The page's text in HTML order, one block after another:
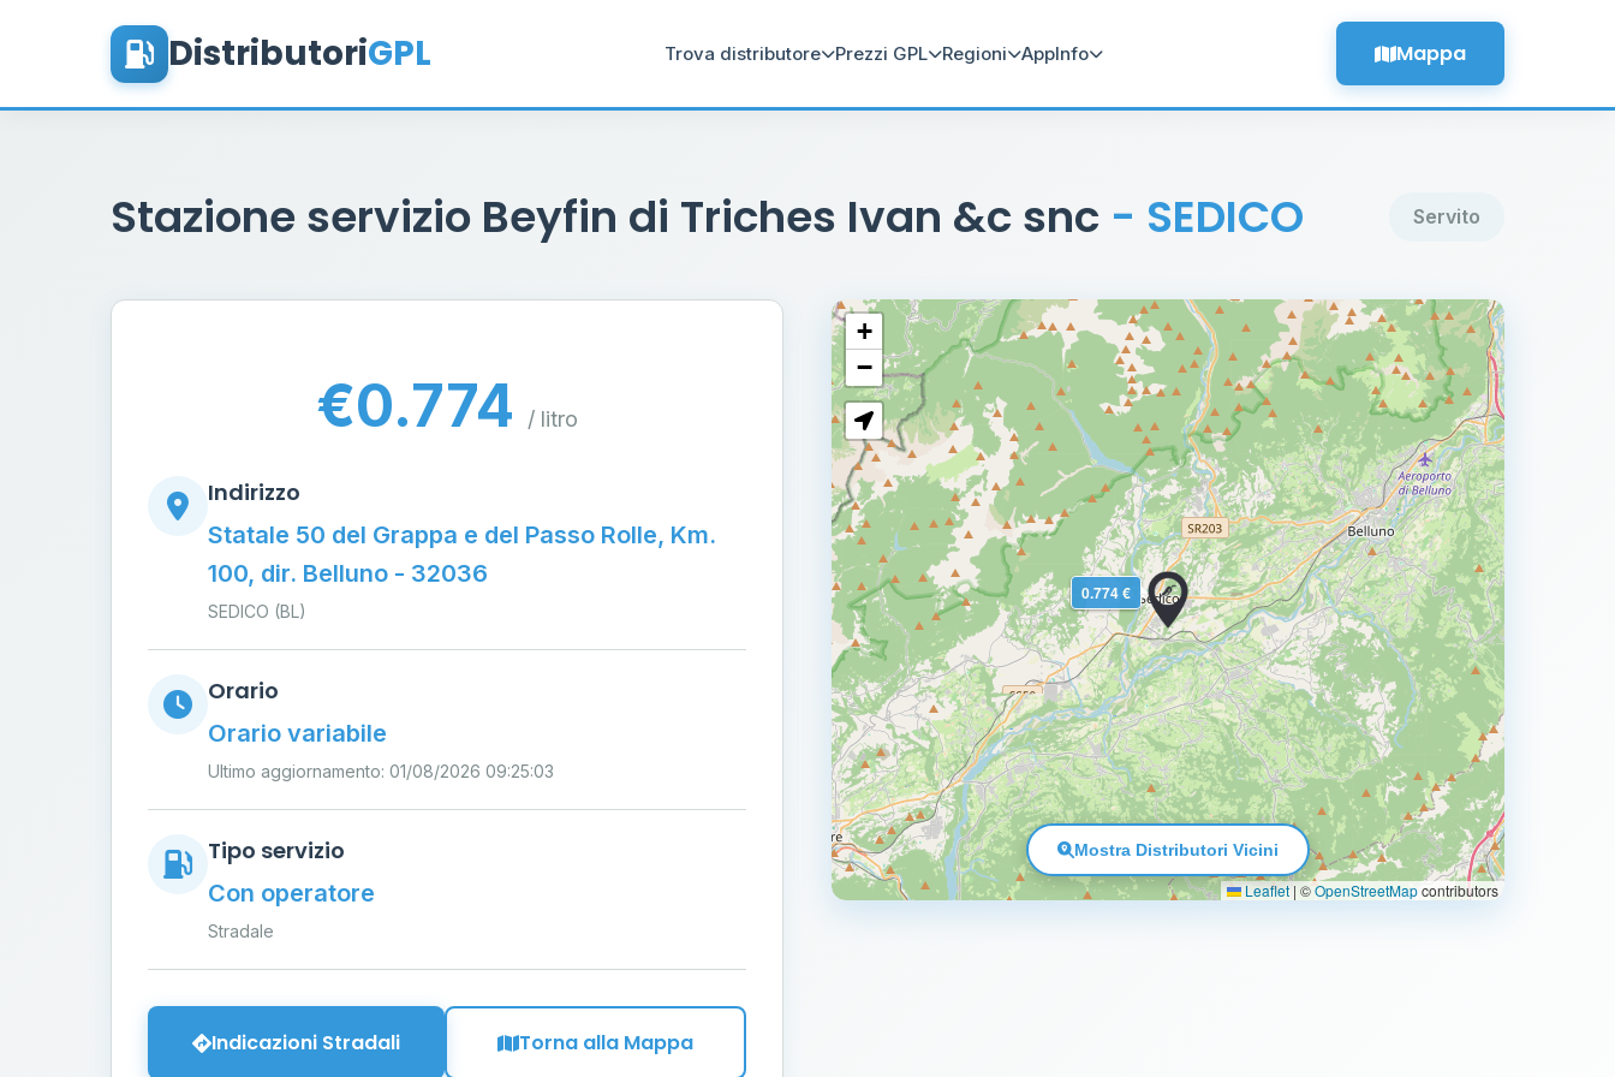
DistributoriGPL Trova distributore Prezzi GPL Regioni AppInfo Mappa
Stazione servizio Beyfin di Triches Ivan &c snc - SEDICO Servito
€0.774 / litro
Indirizzo
Statale 50 del Grappa e del Passo Rolle, Km.
100, dir. Belluno - 32036
SEDICO (BL)
Orario
Orario variabile
Ultimo aggiornamento: 01/08/2026 09:25:03
Tipo servizio
Con operatore
Stradale
Indicazioni Stradali Torna alla Mappa
0.774 €
+
−
Leaflet | ©OpenStreetMapcontributors
Mostra Distributori Vicini